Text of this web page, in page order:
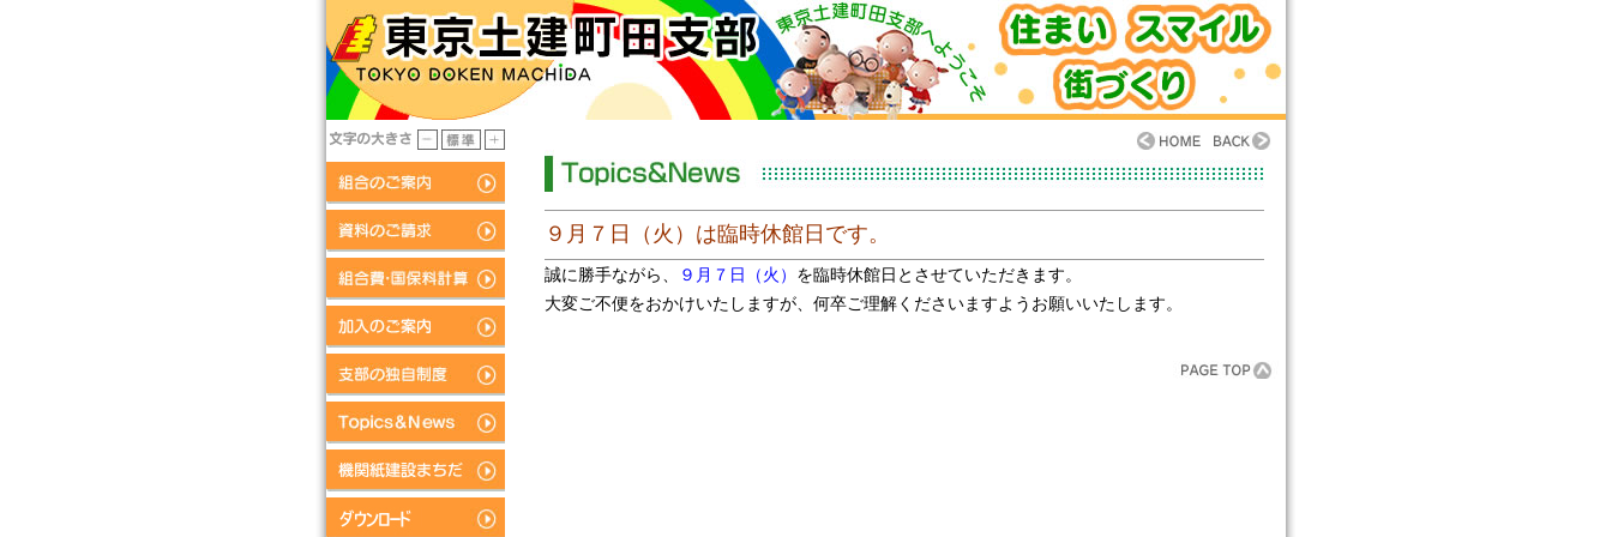
９月７日（火）は臨時休館日です。
誠に勝手ながら、 ９月７日（火） を臨時休館日とさせていただきます。
大変ご不便をおかけいたしますが、何卒ご理解くださいますようお願いいたします。